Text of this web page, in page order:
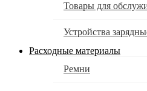
Товары для
Устройства
Расходные материалы
Ремни